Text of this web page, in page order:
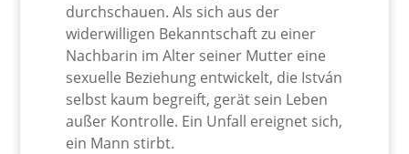
durchschauen. Als sich aus der
widerwilligen Bekanntschaft zu einer
Nachbarin im Alter seiner Mutter eine
sexuelle Beziehung entwickelt, die István
selbst kaum begreift, gerät sein Leben
außer Kontrolle. Ein Unfall ereignet sich,
ein Mann stirbt.